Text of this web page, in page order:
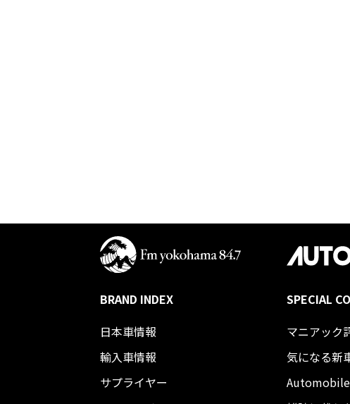
BRAND INDEX
日本車情報​
輸入車情報
サプライヤー
SPECIAL
マニアック
気になる新